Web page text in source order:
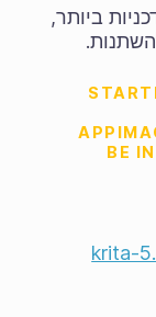
ביותר,
BE
krita-